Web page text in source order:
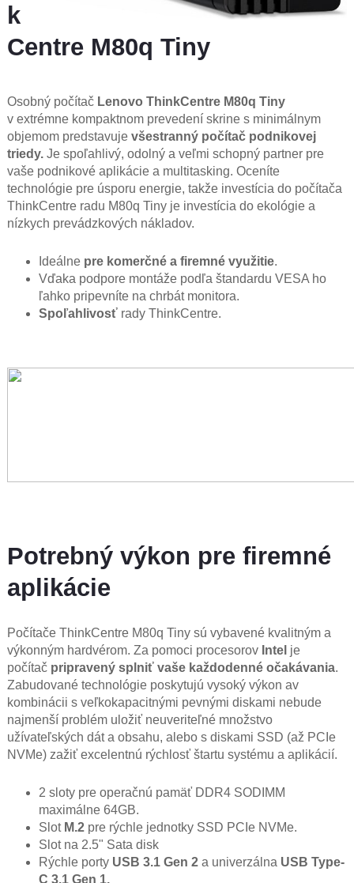
k
Centre M80q Tiny​
Osobný počítač Lenovo ThinkCentre M80q Tiny
v extrémne kompaktnom prevedení skrine s minimálnym
objemom predstavuje všestranný počítač podnikovej
triedy. Je spoľahlivý, odolný a veľmi schopný partner pre
vaše podnikové aplikácie a multitasking. Oceníte
technológie pre úsporu energie, takže investícia do počítača
ThinkCentre radu M80q Tiny je investícia do ekológie a
nízkych prevádzkových nákladov.
Ideálne pre komerčné a firemné využitie.
Vďaka podpore montáže podľa štandardu VESA ho
ľahko pripevníte na chrbát monitora.
Spoľahlivosť rady ThinkCentre.
Potrebný výkon pre firemné
aplikácie
Počítače ThinkCentre M80q Tiny sú vybavené kvalitným a
výkonným hardvérom. Za pomoci procesorov Intel je
počítač pripravený splniť vaše každodenné očakávania.
Zabudované technológie poskytujú vysoký výkon av
kombinácii s veľkokapacitnými pevnými diskami nebude
najmenší problém uložiť neuveriteľné množstvo
užívateľských dát a obsahu, alebo s diskami SSD (až PCIe
NVMe) zažiť excelentnú rýchlosť štartu systému a aplikácií.
2 sloty pre operačnú pamäť DDR4 SODIMM
maximálne 64GB.
Slot M.2 pre rýchle jednotky SSD PCIe NVMe.
Slot na 2.5" Sata disk
Rýchle porty USB 3.1 Gen 2 a univerzálna USB Type-
C 3.1 Gen 1.